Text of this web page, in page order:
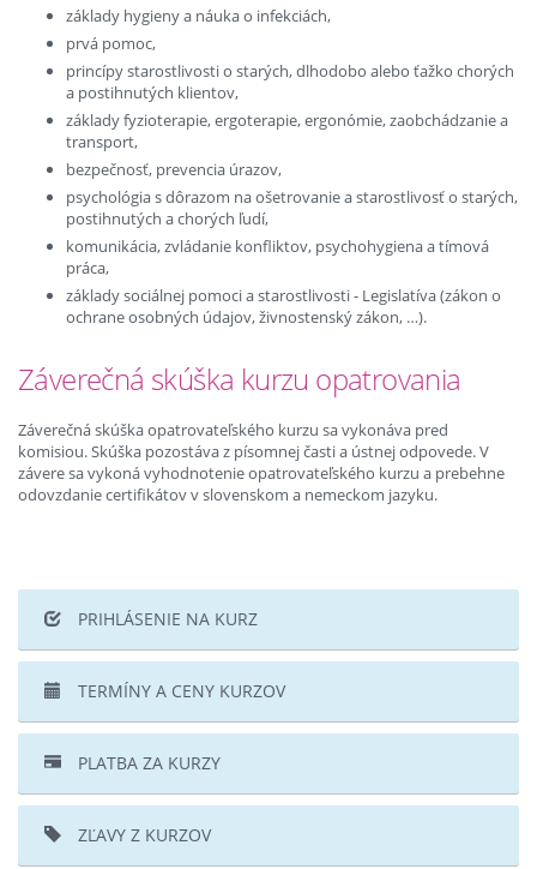
základy hygieny a náuka o infekciách,
prvá pomoc,
princípy starostlivosti o starých, dlhodobo alebo ťažko chorých
a postihnutých klientov,
základy fyzioterapie, ergoterapie, ergonómie, zaobchádzanie a
transport,
bezpečnosť, prevencia úrazov,
psychológia s dôrazom na ošetrovanie a starostlivosť o starých,
postihnutých a chorých ľudí,
komunikácia, zvládanie konfliktov, psychohygiena a tímová
práca,
základy sociálnej pomoci a starostlivosti - Legislatíva (zákon o
ochrane osobných údajov, živnostenský zákon, …).
Záverečná skúška kurzu opatrovania
Záverečná skúška opatrovateľského kurzu sa vykonáva pred
komisiou. Skúška pozostáva z písomnej časti a ústnej odpovede. V
závere sa vykoná vyhodnotenie opatrovateľského kurzu a prebehne
odovzdanie certifikátov v slovenskom a nemeckom jazyku.
PRIHLÁSENIE NA KURZ
TERMÍNY A CENY KURZOV
PLATBA ZA KURZY
ZĽAVY Z KURZOV